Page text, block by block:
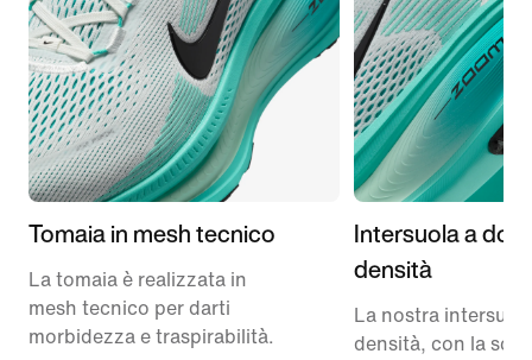
Tomaia in mesh tecnico
La tomaia è realizzata in
mesh tecnico per darti
morbidezza e traspirabilità.
Intersuola a
densità
La nostra
densità, con la